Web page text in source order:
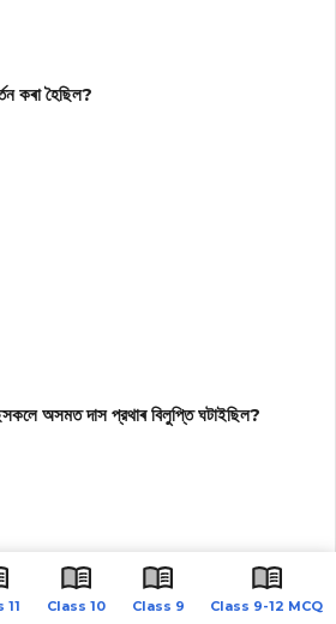
11 Class 10 Class 9 Class 9-12 MCQ
কৰা হৈছিল?
অসমত দাস প্রথাৰ বিলুপ্তি ঘটাইছিল?